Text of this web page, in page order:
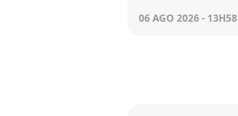
06 AGO 2026 - 13H58